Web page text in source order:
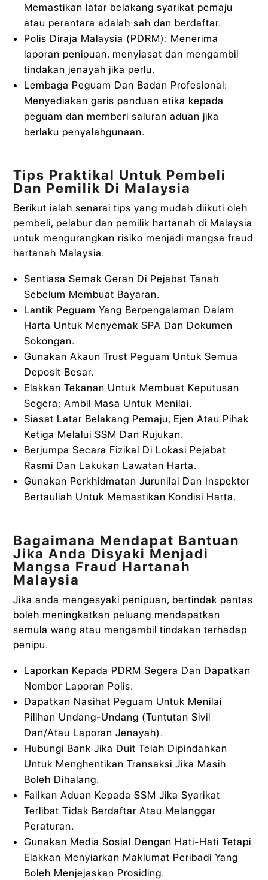
Memastikan latar belakang syarikat pemaju
atau perantara adalah sah dan berdaftar.
Polis Diraja Malaysia (PDRM): Menerima
laporan penipuan, menyiasat dan mengambil
tindakan jenayah jika perlu.
Lembaga Peguam Dan Badan Profesional:
Menyediakan garis panduan etika kepada
peguam dan memberi saluran aduan jika
berlaku penyalahgunaan.
Tips Praktikal Untuk Pembeli
Dan Pemilik Di Malaysia
Berikut ialah senarai tips yang mudah diikuti oleh
pembeli, pelabur dan pemilik hartanah di Malaysia
untuk mengurangkan risiko menjadi mangsa fraud
hartanah Malaysia.
Sentiasa Semak Geran Di Pejabat Tanah
Sebelum Membuat Bayaran.
Lantik Peguam Yang Berpengalaman Dalam
Harta Untuk Menyemak SPA Dan Dokumen
Sokongan.
Gunakan Akaun Trust Peguam Untuk Semua
Deposit Besar.
Elakkan Tekanan Untuk Membuat Keputusan
Segera; Ambil Masa Untuk Menilai.
Siasat Latar Belakang Pemaju, Ejen Atau Pihak
Ketiga Melalui SSM Dan Rujukan.
Berjumpa Secara Fizikal Di Lokasi Pejabat
Rasmi Dan Lakukan Lawatan Harta.
Gunakan Perkhidmatan Jurunilai Dan Inspektor
Bertauliah Untuk Memastikan Kondisi Harta.
Bagaimana Mendapat Bantuan
Jika Anda Disyaki Menjadi
Mangsa Fraud Hartanah
Malaysia
Jika anda mengesyaki penipuan, bertindak pantas
boleh meningkatkan peluang mendapatkan
semula wang atau mengambil tindakan terhadap
penipu.
Laporkan Kepada PDRM Segera Dan Dapatkan
Nombor Laporan Polis.
Dapatkan Nasihat Peguam Untuk Menilai
Pilihan Undang-Undang (Tuntutan Sivil
Dan/Atau Laporan Jenayah).
Hubungi Bank Jika Duit Telah Dipindahkan
Untuk Menghentikan Transaksi Jika Masih
Boleh Dihalang.
Failkan Aduan Kepada SSM Jika Syarikat
Terlibat Tidak Berdaftar Atau Melanggar
Peraturan.
Gunakan Media Sosial Dengan Hati-Hati Tetapi
Elakkan Menyiarkan Maklumat Peribadi Yang
Boleh Menjejaskan Prosiding.